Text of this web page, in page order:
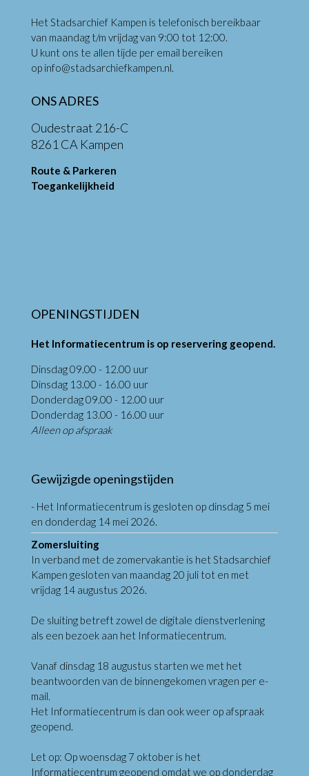
Het Stadsarchief Kampen is telefonisch bereikbaar
van maandag t/m vrijdag van 9:00 tot 12:00.
U kunt ons te allen tijde per email bereiken
op info@stadsarchiefkampen.nl.
ONS ADRES
Oudestraat 216-C
8261 CA Kampen
Route & Parkeren
Toegankelijkheid
OPENINGSTIJDEN
Het Informatiecentrum is op reservering geopend.
Dinsdag 09.00 - 12.00 uur
Dinsdag 13.00 - 16.00 uur
Donderdag 09.00 - 12.00 uur
Donderdag 13.00 - 16.00 uur
Alleen op afspraak
Gewijzigde openingstijden
- Het Informatiecentrum is gesloten op dinsdag 5 mei
en donderdag 14 mei 2026.
Zomersluiting
In verband met de zomervakantie is het Stadsarchief
Kampen gesloten van maandag 20 juli tot en met
vrijdag 14 augustus 2026.
De sluiting betreft zowel de digitale dienstverlening
als een bezoek aan het Informatiecentrum.
Vanaf dinsdag 18 augustus starten we met het
beantwoorden van de binnengekomen vragen per e-
mail.
Het Informatiecentrum is dan ook weer op afspraak
geopend.
Let op: Op woensdag 7 oktober is het
Informatiecentrum geopend omdat we op donderdag